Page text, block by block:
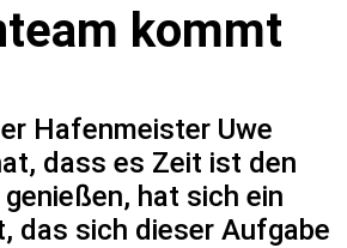
kommt
Hafenmeister Uwe
dass es Zeit ist den
hat sich ein
das sich dieser Aufgabe